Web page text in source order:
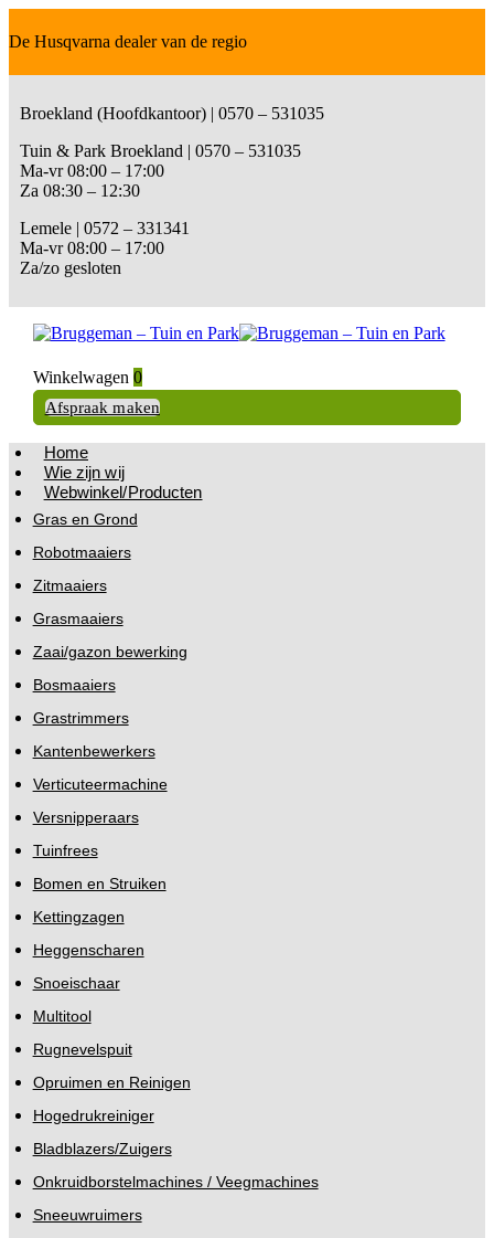
De Husqvarna dealer van de regio
Broekland (Hoofdkantoor) | 0570 – 531035
Tuin & Park Broekland | 0570 – 531035
Ma-vr 08:00 – 17:00
Za 08:30 – 12:30
Lemele | 0572 – 331341
Ma-vr 08:00 – 17:00
Za/zo gesloten
Winkelwagen 0
Afspraak maken
Home
Wie zijn wij
Webwinkel/Producten
Gras en Grond
Robotmaaiers
Zitmaaiers
Grasmaaiers
Zaai/gazon bewerking
Bosmaaiers
Grastrimmers
Kantenbewerkers
Verticuteermachine
Versnipperaars
Tuinfrees
Bomen en Struiken
Kettingzagen
Heggenscharen
Snoeischaar
Multitool
Rugnevelspuit
Opruimen en Reinigen
Hogedrukreiniger
Bladblazers/Zuigers
Onkruidborstelmachines / Veegmachines
Sneeuwruimers